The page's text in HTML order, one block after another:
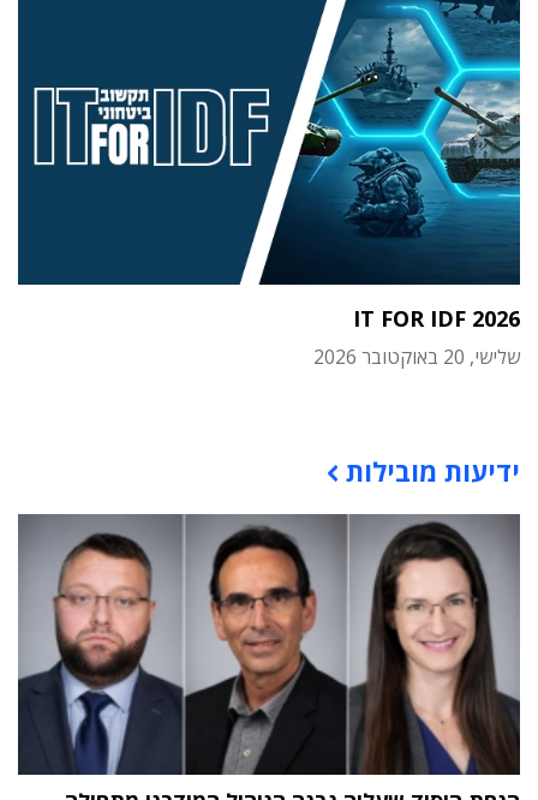
IT FOR IDF 2026
שלישי, 20 באוקטובר 2026
ידיעות מובילות